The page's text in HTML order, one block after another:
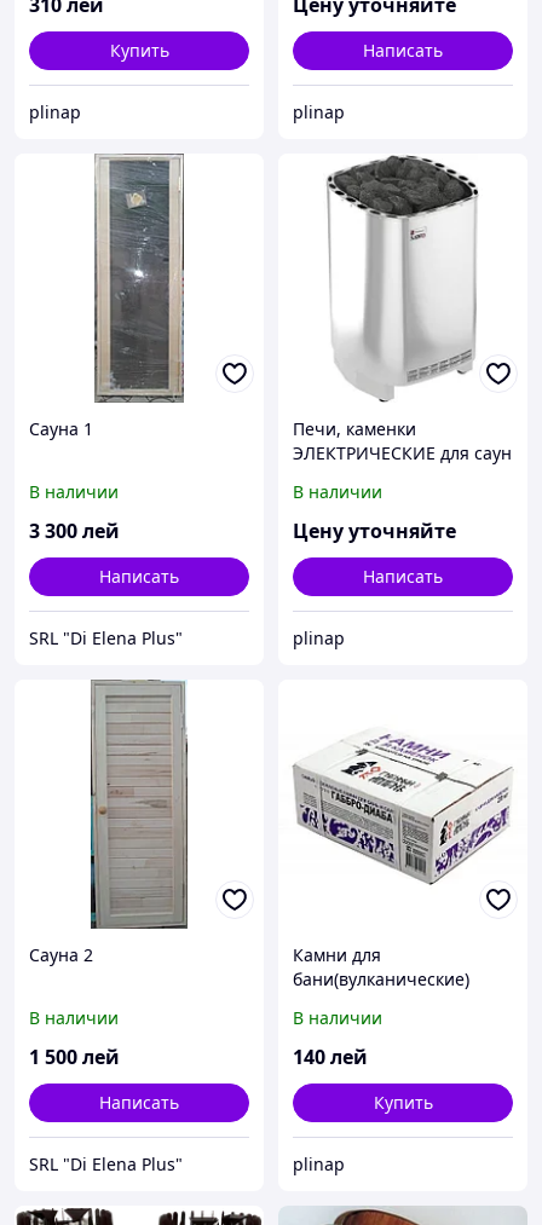
Купить
plinap
Написать
plinap
Сауна 1
В наличии
3 300лей
Написать
SRL "Di Elena Plus"
Печи, каменки
ЭЛЕКТРИЧЕСКИЕ для саун
В наличии
Цену уточняйте
Написать
plinap
Сауна 2
В наличии
1 500лей
Написать
SRL "Di Elena Plus"
Камни для
бани(вулканические)
В наличии
140лей
Купить
plinap